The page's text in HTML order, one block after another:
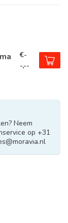
€-
-,--
Neem
op +31